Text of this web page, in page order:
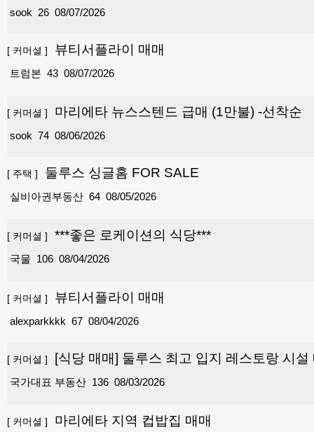
26
sook 08/07/2026
[ 커머셜 ] 뷰티서플라이 매매
43
트럼본 08/07/2026
[ 커머셜 ] 마리에타 뉴스스텐드 급매 (1만불) -선착순
74
sook 08/06/2026
[ 주택 ] 둘루스 싱글홈 FOR SALE
64
실비아권부동산 08/05/2026
[ 커머셜 ] ***좋은 로케이션의 식당***
106
국물 08/04/2026
[ 커머셜 ] 뷰티서플라이 매매
67
alexparkkkk 08/04/2026
[ 커머셜 ] [식당 매매] 둘루스 최고 입지 레스토랑 시
136
국가대표 부동산 08/03/2026
[ 커머셜 ] 마리에타 지역 컵밥집 매매